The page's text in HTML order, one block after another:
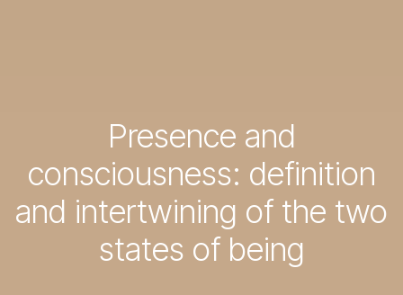
Presence and
consciousness: definition
and intertwining of the two
states of being